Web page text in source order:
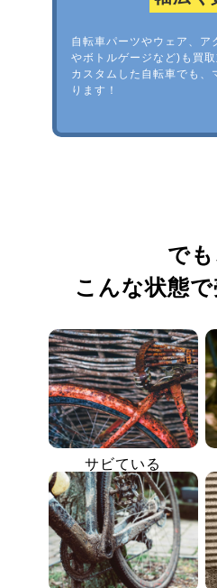
自転車パーツやウェア、ア
やボトルゲージなど)も買取
カスタムした自転車でも、
ります！
でも
こんな状態
サビている